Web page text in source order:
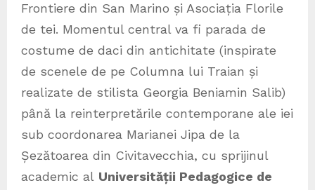
Frontiere din San Marino și Asociația Florile
de tei. Momentul central va fi parada de
costume de daci din antichitate (inspirate
de scenele de pe Columna lui Traian și
realizate de stilista Georgia Beniamin Salib)
până la reinterpretările contemporane ale iei
sub coordonarea Marianei Jipa de la
Șezătoarea din Civitavecchia, cu sprijinul
academic al Universității Pedagogice de